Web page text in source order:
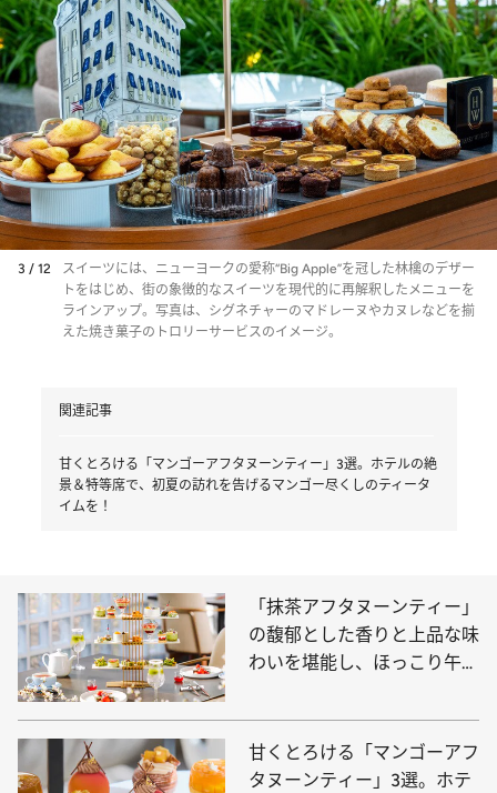
3 / 12
スイーツには、ニューヨークの愛称“Big Apple”を冠した林檎のデザー
トをはじめ、街の象徴的なスイーツを現代的に再解釈したメニューを
ラインアップ。写真は、シグネチャーのマドレーヌやカヌレなどを揃
えた焼き菓子のトロリーサービスのイメージ。
関連記事
甘くとろける「マンゴーアフタヌーンティー」3選。ホテルの絶
景＆特等席で、初夏の訪れを告げるマンゴー尽くしのティータ
イムを！
「抹茶アフタヌーンティー」
の馥郁とした香りと上品な味
わいを堪能し、ほっこり午後
甘くとろける「マンゴーアフ
タヌーンティー」3選。ホテ